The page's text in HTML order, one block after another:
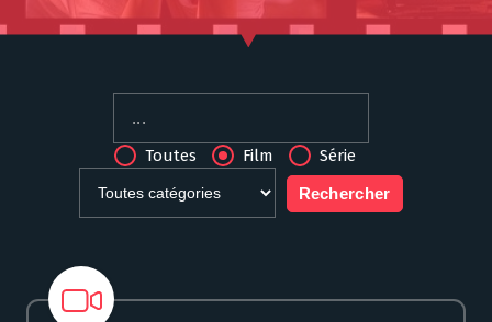
Toutes Film Série